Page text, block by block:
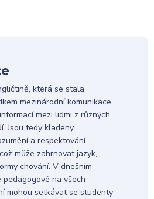
která se stala
mezinárodní komunikace,
mezi lidmi z různých
Jsou tedy kladeny
a respektování
může zahrnovat jazyk,
chování. V dnešním
na všech
mohou setkávat se studenty